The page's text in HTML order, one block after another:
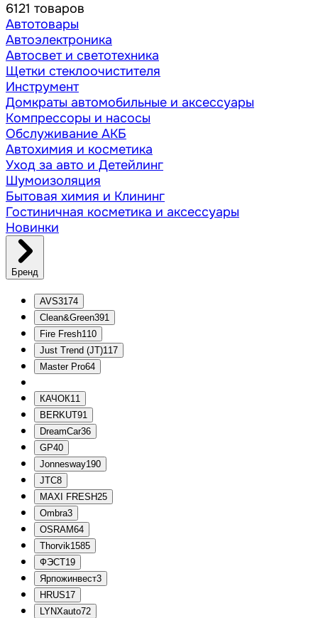
6121 товаров
Автотовары
Автоэлектроника
Автосвет и светотехника
Щетки стеклоочистителя
Инструмент
Домкраты автомобильные и аксессуары
Компрессоры и насосы
Обслуживание АКБ
Автохимия и косметика
Уход за авто и Детейлинг
Шумоизоляция
Бытовая химия и Клининг
Гостиничная косметика и аксессуары
Новинки
Бренд
AVS3174
Clean&Green391
Fire Fresh110
Just Trend (JT)117
Master Pro64
КАЧОК11
BERKUT91
DreamCar36
GP40
Jonnesway190
JTC8
MAXI FRESH25
Ombra3
OSRAM64
Thorvik1585
ФЭСТ19
Ярпожинвест3
HRUS17
LYNXauto72